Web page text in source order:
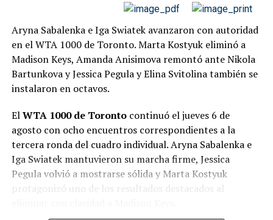
todo el encuentro. El australiano conectó ocho aces
contra cinco de Moutet, ganó el 83% de los puntos con
su primer servicio y, lo más destacado, no enfrentó ni
una sola oportunidad de quiebre durante todo el
partido.
Además, aprovechó dos de las tres oportunidades de
break que generó y terminó con un balance positivo de
24 golpes ganadores y apenas 15 errores no forzados.
Estadísticas del partido
Aryna Sabalenka e Iga Swiatek avanzaron con autoridad
en el WTA 1000 de Toronto. Marta Kostyuk eliminó a
Madison Keys, Amanda Anisimova remontó ante Nikola
Bartunkova y Jessica Pegula y Elina Svitolina también se
instalaron en octavos.
ElWTA 1000 de Torontocontinuó el jueves 6 de
agosto con ocho encuentros correspondientes a la
tercera ronda del cuadro individual. Aryna Sabalenka e
Iga Swiatek mantuvieron su marcha firme, Jessica
Pegula volvió a mostrarse sólida y Marta Kostyuk
protagonizó uno de los resultados destacados al